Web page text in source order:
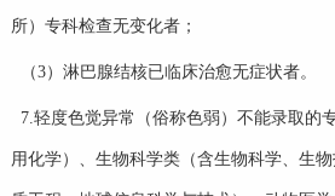
所）专科检查无变化者；
（3）淋巴腺结核已临床治愈无症状者。
7.轻度色觉异常（俗称色弱）不能录取的
用化学）、生物科学类（含生物科学、生